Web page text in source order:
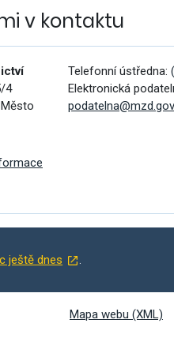
v kontaktu
4
Telefonní ústředna:
Elektronická
ještě dnes .
Mapa webu (XML)